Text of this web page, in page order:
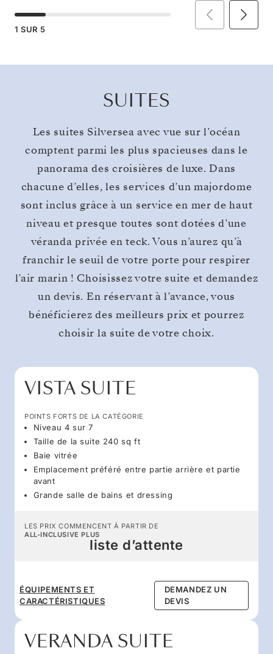
1 SUR 5
SUITES
Les suites Silversea avec vue sur l’océan
comptent parmi les plus spacieuses dans le
panorama des croisières de luxe. Dans
chacune d’elles, les services d’un majordome
sont inclus grâce à un service en mer de haut
niveau et presque toutes sont dotées d’une
véranda privée en teck. Vous n’aurez qu’à
franchir le seuil de votre porte pour respirer
l’air marin ! Choisissez votre suite et demandez
un devis. En réservant à l’avance, vous
bénéficierez des meilleurs prix et pourrez
choisir la suite de votre choix.
VISTA SUITE
POINTS FORTS DE LA CATÉGORIE
Niveau 4 sur 7
Taille de la suite 240 sq ft
Baie vitrée
Emplacement préféré entre partie arrière et partie
avant
Grande salle de bains et dressing
LES PRIX COMMENCENT À PARTIR DE
ALL-INCLUSIVE PLUS
liste d’attente
ÉQUIPEMENTS ET
CARACTÉRISTIQUES
DEMANDEZ UN
DEVIS
VERANDA SUITE